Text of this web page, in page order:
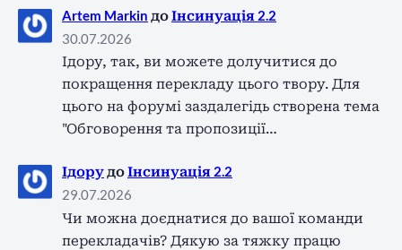
Artem Markin доІнсинуація 2.2
30.07.2026
Ідору, так, ви можете долучитися до
покращення перекладу цього твору. Для
цього на форумі заздалегідь створена тема
"Обговорення та пропозиції…
Ідору доІнсинуація 2.2
29.07.2026
Чи можна доєднатися до вашої команди
перекладачів? Дякую за тяжку працю